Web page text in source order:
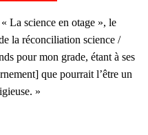
La science en otage », le
la récon­ci­lia­tion science /
pour mon grade, étant à ses
que pour­rait l’être un
»